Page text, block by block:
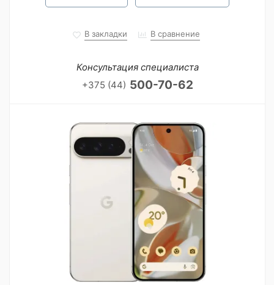
В закладки В сравнение
Консультация специалиста
+375 (44) 500-70-62